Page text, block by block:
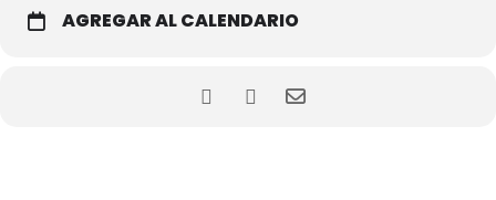
AGREGAR AL CALENDARIO